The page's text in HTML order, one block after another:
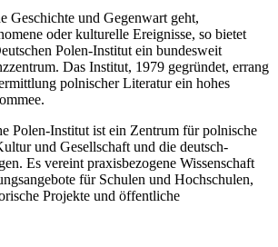
Geschichte und Gegenwart geht,
oder kulturelle Ereignisse, so bietet
Polen-Institut ein bundesweit
Das Institut, 1979 gegründet, errang
polnischer Literatur ein hohes
Polen-Institut ist ein Zentrum für polnische
und Gesellschaft und die deutsch-
Es vereint praxisbezogene Wissenschaft
für Schulen und Hochschulen,
Projekte und öffentliche